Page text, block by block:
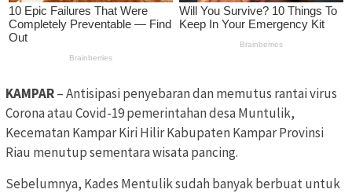
KAMPAR– Antisipasi penyebaran dan memutus rantai virus
Corona atau Covid-19 pemerintahan desa Muntulik,
Kecematan Kampar Kiri Hilir Kabupaten Kampar Provinsi
Riau menutup sementara wisata pancing.
Sebelumnya, Kades Mentulik sudah banyak berbuat untuk